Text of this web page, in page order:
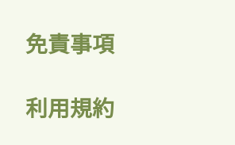
免責事項
利用規約